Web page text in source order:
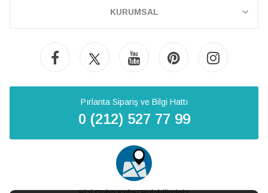
KURUMSAL
Pırlanta Sipariş ve Bilgi Hattı
0 (212) 527 77 99